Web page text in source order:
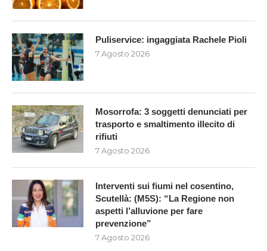
Puliservice: ingaggiata Rachele Pioli
7 Agosto 2026
Mosorrofa: 3 soggetti denunciati per
trasporto e smaltimento illecito di
rifiuti
7 Agosto 2026
Interventi sui fiumi nel cosentino,
Scutellà: (M5S): “La Regione non
aspetti l’alluvione per fare
prevenzione”
7 Agosto 2026